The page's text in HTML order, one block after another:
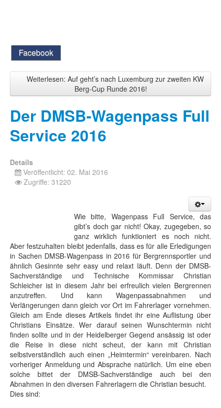
Facebook
Weiterlesen: Auf geht’s nach Luxemburg zur zweiten KW
Berg-Cup Runde 2016!
Der DMSB-Wagenpass Full
Service 2016
Details
Veröffentlicht: 02. Mai 2016
Zugriffe: 31220
Wie bitte, Wagenpass Full Service, das
gibt’s doch gar nicht! Okay, zugegeben, so
ganz wirklich funktioniert es noch nicht.
Aber festzuhalten bleibt jedenfalls, dass es für alle Erledigungen
in Sachen DMSB-Wagenpass in 2016 für Bergrennsportler und
ähnlich Gesinnte sehr easy und relaxt läuft. Denn der DMSB-
Sachverständige und Technische Kommissar Christian
Schleicher ist in diesem Jahr bei erfreulich vielen Bergrennen
anzutreffen. Und kann Wagenpassabnahmen und
Verlängerungen dann gleich vor Ort im Fahrerlager vornehmen.
Gleich am Ende dieses Artikels findet ihr eine Auflistung über
Christians Einsätze. Wer darauf seinen Wunschtermin nicht
finden sollte und in der Heidelberger Gegend ansässig ist oder
die Reise in diese nicht scheut, der kann mit Christian
selbstverständlich auch einen „Heimtermin“ vereinbaren. Nach
vorheriger Anmeldung und Absprache natürlich. Um eine eben
solche bittet der DMSB-Sachverständige auch bei den
Abnahmen in den diversen Fahrerlagern die Christian besucht.
Dies sind: